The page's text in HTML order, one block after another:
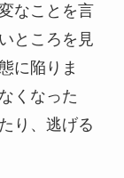
なことを言
ところを見
に陥りま
くなった
り、逃げる